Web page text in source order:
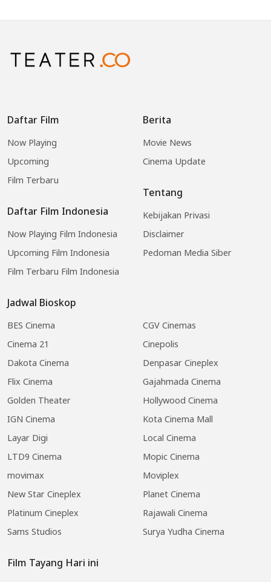
Daftar Film
Now Playing
Upcoming
Film Terbaru
Daftar Film Indonesia
Now Playing Film Indonesia
Upcoming Film Indonesia
Film Terbaru Film Indonesia
Jadwal Bioskop
BES Cinema
CGV Cinemas
Cinema 21
Cinepolis
Dakota Cinema
Denpasar Cineplex
Flix Cinema
Gajahmada Cinema
Golden Theater
Hollywood Cinema
IGN Cinema
Kota Cinema Mall
Layar Digi
Local Cinema
LTD9 Cinema
Mopic Cinema
movimax
Moviplex
New Star Cineplex
Planet Cinema
Platinum Cineplex
Rajawali Cinema
Sams Studios
Surya Yudha Cinema
Film Tayang Hari ini
Berita
Movie News
Cinema Update
Tentang
Kebijakan Privasi
Disclaimer
Pedoman Media Siber